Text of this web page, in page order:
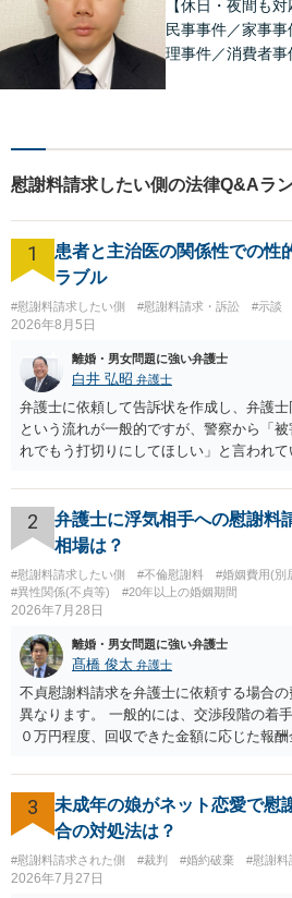
【休日・夜間も
民事事件／家事
理事件／消費者事
を抱え込まず、ま
相談ください！
慰謝料請求したい側の法律Q&Aラ
1
患者と主治医の関係性での性
ラブル
#慰謝料請求したい側 #慰謝料請求・訴訟 #示談
2026年8月5日
離婚・男女問題に強い弁護士
白井 弘昭 弁護士
弁護士に依頼して告訴状を作成し、弁護
という流れが一般的ですが、警察から「
れでもう打切りにしてほしい」と言われ
検察庁に訴えるのもありかもしれないで
は、結局所轄だと思われますので、やは
ないです。 一度、最寄りの「刑事に強い
談してみてはいかがでしょうか。 以上、
2
弁護士に浮気相手への慰謝料
相場は？
#慰謝料請求したい側 #不倫慰謝料
#婚姻費用(別
#異性関係(不貞等)
#20年以上の婚姻期間
2026年7月28日
離婚・男女問題に強い弁護士
髙橋 俊太 弁護士
不貞慰謝料請求を弁護士に依頼する場合
異なります。 一般的には、交渉段階の着
０万円程度、回収できた金額に応じた報
には、追加着手金や日当、実費が発生す
も、証拠が十分にあるか、相手方の住所
額、離婚の有無、交渉で終わるか訴訟ま
変わり得ます。依頼前に、交渉だけの場
できなかった場合の費用を確認しておくと
では、不貞慰謝料案件の経験が相応にあ
3
未成年の娘がネット恋愛で慰
合の対処法は？
#慰謝料請求された側 #裁判 #婚約破棄 #慰謝料
2026年7月27日